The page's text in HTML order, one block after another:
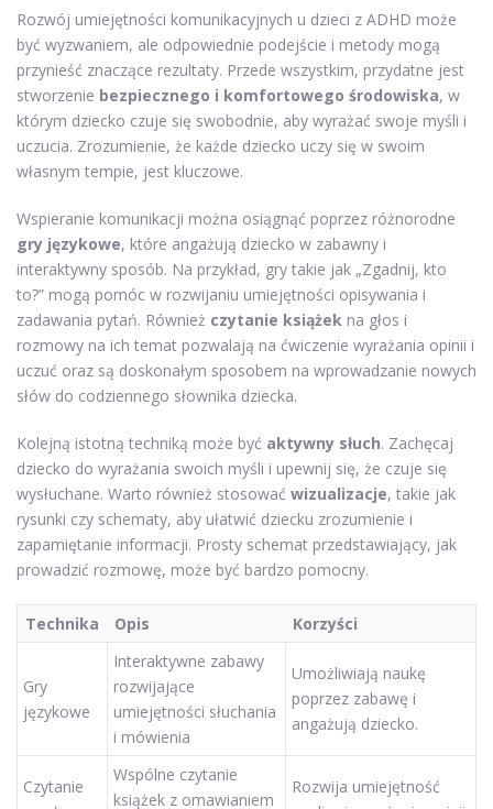
Rozwój umiejętności komunikacyjnych u dzieci z ADHD może
być wyzwaniem, ale odpowiednie podejście i metody mogą
przynieść znaczące rezultaty. Przede wszystkim, przydatne jest
stworzenie bezpiecznego i komfortowego środowiska, w
którym dziecko czuje się swobodnie, aby wyrażać swoje myśli i
uczucia. Zrozumienie, że każde dziecko uczy się w swoim
własnym tempie, jest kluczowe.
Wspieranie komunikacji można osiągnąć poprzez różnorodne
gry językowe, które angażują dziecko w zabawny i
interaktywny sposób. Na przykład, gry takie jak „Zgadnij, kto
to?” mogą pomóc w rozwijaniu umiejętności opisywania i
zadawania pytań. Również czytanie książek na głos i
rozmowy na ich temat pozwalają na ćwiczenie wyrażania opinii i
uczuć oraz są doskonałym sposobem na wprowadzanie nowych
słów do codziennego słownika dziecka.
Kolejną istotną techniką może być aktywny słuch. Zachęcaj
dziecko do wyrażania swoich myśli i upewnij się, że czuje się
wysłuchane. Warto również stosować wizualizacje, takie jak
rysunki czy schematy, aby ułatwić dziecku zrozumienie i
zapamiętanie informacji. Prosty schemat przedstawiający, jak
prowadzić rozmowę, może być bardzo pomocny.
Technika Opis Korzyści
Gry
językowe
Interaktywne zabawy
rozwijające
umiejętności słuchania
i mówienia
Umożliwiają naukę
poprzez zabawę i
angażują dziecko.
Czytanie
Wspólne czytanie
książek z omawianiem
Rozwija umiejętność